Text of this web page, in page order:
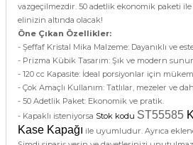
vazgeçilmezdir. 50 adetlik ekonomik paketi ile
elinizin altında olacak!
Öne Çıkan Özellikler:
- Şeffaf Kristal Mika Malzeme: Dayanıklı ve
- Prizma Kübik Tasarım: Şık ve modern
- 120 cc Kapasite: İdeal porsiyonlar için
- Çok Amaçlı Kullanım: Tatlılar, mezeler ve
- 50 Adetlik Paket: Ekonomik ve pratik.
- Kapaklı isteniyorsa Stok kodu ST55585
Kase Kapağı ile uyumludur. Ayrıca